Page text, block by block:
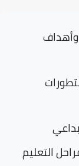
وأهداف
التعليم